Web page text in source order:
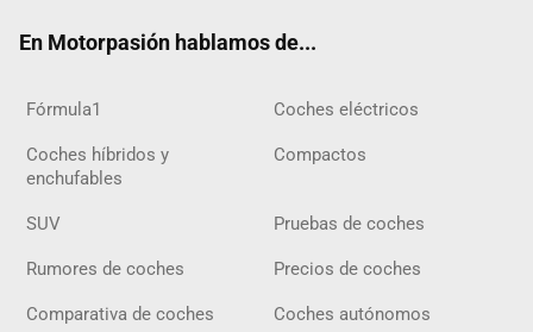
En Motorpasión hablamos de...
Fórmula1 Coches eléctricos
Coches híbridos y
enchufables
Compactos
SUV Pruebas de coches
Rumores de coches Precios de coches
Comparativa de coches Coches autónomos